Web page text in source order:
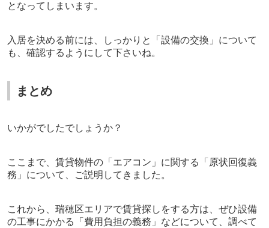
となってしまいます。
入居を決める前には、しっかりと「設備の交換」について
も、確認するようにして下さいね。
まとめ
いかがでしたでしょうか？
ここまで、賃貸物件の「エアコン」に関する「原状回復義
務」について、ご説明してきました。
これから、瑞穂区エリアで賃貸探しをする方は、ぜひ設備
の工事にかかる「費用負担の義務」などについて、調べて